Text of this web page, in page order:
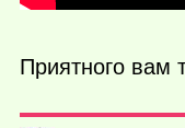
Приятного вам